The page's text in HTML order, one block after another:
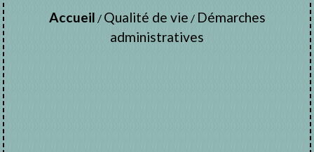
Accueil / Qualité de vie / Démarches
administratives